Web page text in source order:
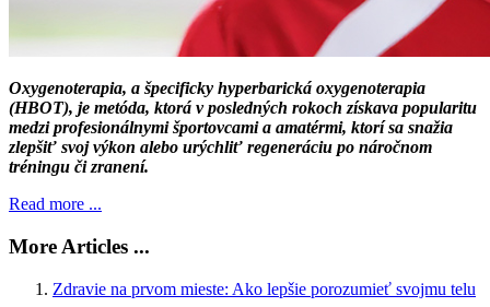
Oxygenoterapia, a špecificky hyperbarická oxygenoterapia
(HBOT), je metóda, ktorá v posledných rokoch získava popularitu
medzi profesionálnymi športovcami a amatérmi, ktorí sa snažia
zlepšiť svoj výkon alebo urýchliť regeneráciu po náročnom
tréningu či zranení.
Read more ...
More Articles ...
Zdravie na prvom mieste: Ako lepšie porozumieť svojmu telu